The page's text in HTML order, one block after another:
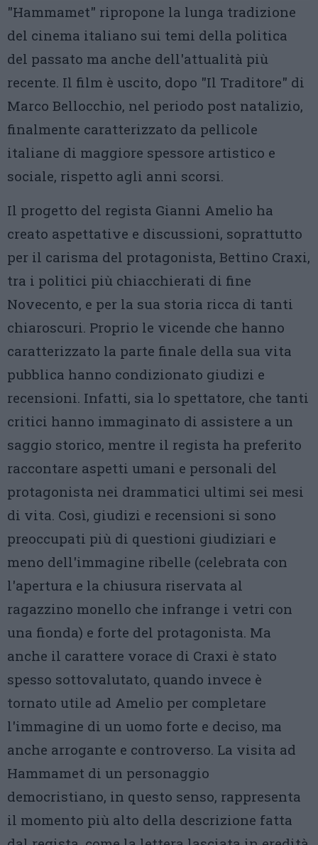
"Hammamet" ripropone la lunga tradizione
del cinema italiano sui temi della politica
del passato ma anche dell'attualità più
recente. Il film è uscito, dopo "Il Traditore" di
Marco Bellocchio, nel periodo post natalizio,
finalmente caratterizzato da pellicole
italiane di maggiore spessore artistico e
sociale, rispetto agli anni scorsi.
Il progetto del regista Gianni Amelio ha
creato aspettative e discussioni, soprattutto
per il carisma del protagonista, Bettino Craxi,
tra i politici più chiacchierati di fine
Novecento, e per la sua storia ricca di tanti
chiaroscuri. Proprio le vicende che hanno
caratterizzato la parte finale della sua vita
pubblica hanno condizionato giudizi e
recensioni. Infatti, sia lo spettatore, che tanti
critici hanno immaginato di assistere a un
saggio storico, mentre il regista ha preferito
raccontare aspetti umani e personali del
protagonista nei drammatici ultimi sei mesi
di vita. Così, giudizi e recensioni si sono
preoccupati più di questioni giudiziari e
meno dell'immagine ribelle (celebrata con
l'apertura e la chiusura riservata al
ragazzino monello che infrange i vetri con
una fionda) e forte del protagonista. Ma
anche il carattere vorace di Craxi è stato
spesso sottovalutato, quando invece è
tornato utile ad Amelio per completare
l'immagine di un uomo forte e deciso, ma
anche arrogante e controverso. La visita ad
Hammamet di un personaggio
democristiano, in questo senso, rappresenta
il momento più alto della descrizione fatta